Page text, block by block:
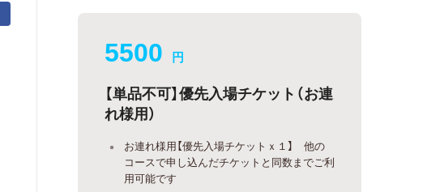
5500 円
【単品不可】優先入場チケット（お連
れ様用）
お連れ様用【優先入場チケットｘ１】 他の
コースで申し込んだチケットと同数までご利
用可能です